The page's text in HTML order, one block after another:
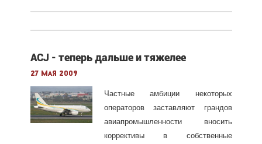
ACJ - теперь дальше и тяжелее
27 мая 2009
Частные амбиции некоторых
операторов заставляют грандов
авиапромышленности вносить
коррективы в собственные